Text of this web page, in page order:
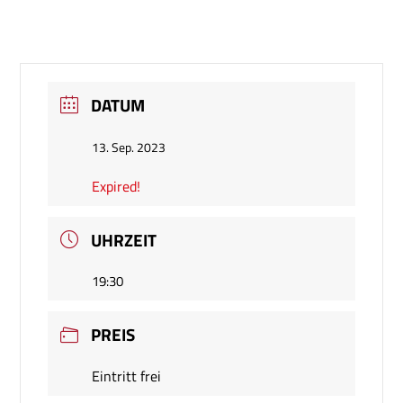
DATUM
13. Sep. 2023
Expired!
UHRZEIT
19:30
PREIS
Eintritt frei